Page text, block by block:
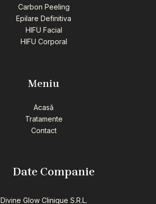
Carbon Peeling
Epilare Definitiva
HIFU Facial
HIFU Corporal
Meniu
Acasă
Tratamente
Contact
Date Companie
Divine Glow Clinique S.R.L.